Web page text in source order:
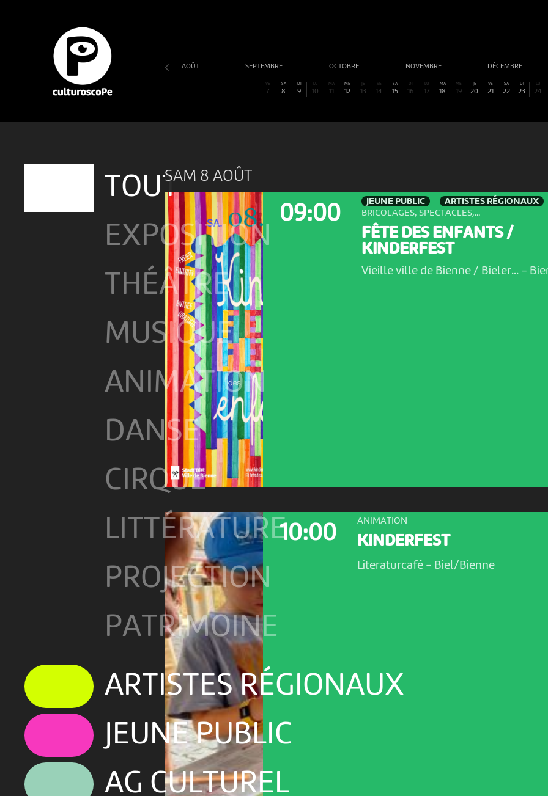
AOÛT SEPTEMBRE OCTOBRE NOVEMBRE DÉCEMBRE
VE
7
SA
8
DI
9
LU
10
MA
11
ME
12
JE
13
VE
14
SA
15
DI
16
LU
17
MA
18
ME
19
JE
20
VE
21
SA
22
DI
23
LU
24
TOUT
EXPOSITION
THÉÂTRE
MUSIQUE
ANIMATION
DANSE
CIRQUE
LITTÉRATURE
PROJECTION
PATRIMOINE
ARTISTES RÉGIONAUX
JEUNE PUBLIC
AG CULTUREL
SAM 8 AOÛT
09:00
JEUNE PUBLIC
ARTISTES RÉGIONAUX
BRICOLAGES, SPECTACLES,...
FÊTE DES ENFANTS /
KINDERFEST
Vieille ville de Bienne / Bieler... -
10:00 ANIMATION
KINDERFEST
Literaturcafé - Biel/Bienne